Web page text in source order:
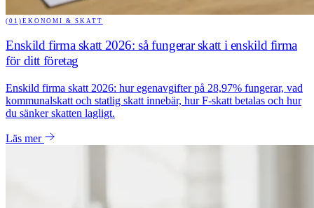
(01) EKONOMI & SKATT
Enskild firma skatt 2026: så fungerar skatt i enskild firma
för ditt företag
Enskild firma skatt 2026: hur egenavgifter på 28,97% fungerar, vad
kommunalskatt och statlig skatt innebär, hur F-skatt betalas och hur
du sänker skatten lagligt.
Läs mer